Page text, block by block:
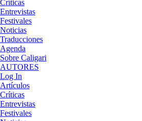
Críticas
Entrevistas
Festivales
Noticias
Traducciones
Agenda
Sobre Caligari
AUTORES
Log In
Artículos
Críticas
Entrevistas
Festivales